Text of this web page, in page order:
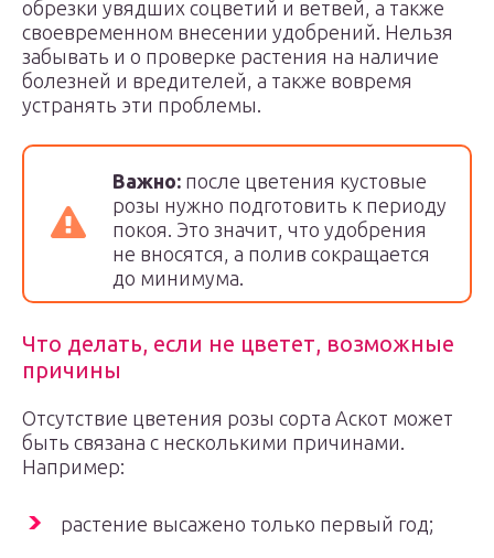
обрезки увядших соцветий и ветвей, а также
своевременном внесении удобрений. Нельзя
забывать и о проверке растения на наличие
болезней и вредителей, а также вовремя
устранять эти проблемы.
Важно: после цветения кустовые
розы нужно подготовить к периоду
покоя. Это значит, что удобрения
не вносятся, а полив сокращается
до минимума.
Что делать, если не цветет, возможные
причины
Отсутствие цветения розы сорта Аскот может
быть связана с несколькими причинами.
Например:
растение высажено только первый год;